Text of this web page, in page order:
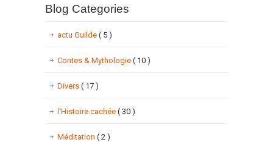
Blog Categories
actu Guilde ( 5 )
Contes & Mythologie ( 10 )
Divers ( 17 )
l'Histoire cachée ( 30 )
Méditation ( 2 )